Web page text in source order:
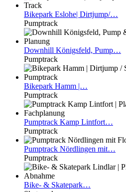
Bikepark Eslohe| Dirtjump/…
Pumptrack
Downhill Königsfeld, Pump…
Pumptrack
Bikepark Hamm |…
Pumptrack
Pumptrack Kamp Lintfort…
Pumptrack
Pumptrack Nördlingen mit…
Pumptrack
Bike- & Skatepark…